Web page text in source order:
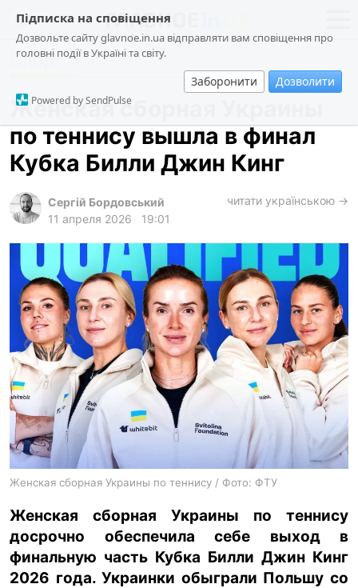
Підписка на сповіщення
Дозвольте сайту glavnoe.in.ua відправляти вам сповіщення про
головні події в Україні та світу.
Заборонити Дозволити
Powered by SendPulse
новости
о проекте
общество
происшествия
криминал
лонгриды
харьков
архив
gambling
ua ru en
Спорт
Женская сборная Украины
по теннису вышла в финал
Кубка Билли Джин Кинг
Сергій Бордовський
11 апреля 2026
19:01
читати українською →
Женская сборная Украины по теннису / Фото: ФТУ
Женская сборная Украины по теннису
досрочно обеспечила себе выход в
финальную часть Кубка Билли Джин Кинг
2026 года. Украинки обыграли Польшу со